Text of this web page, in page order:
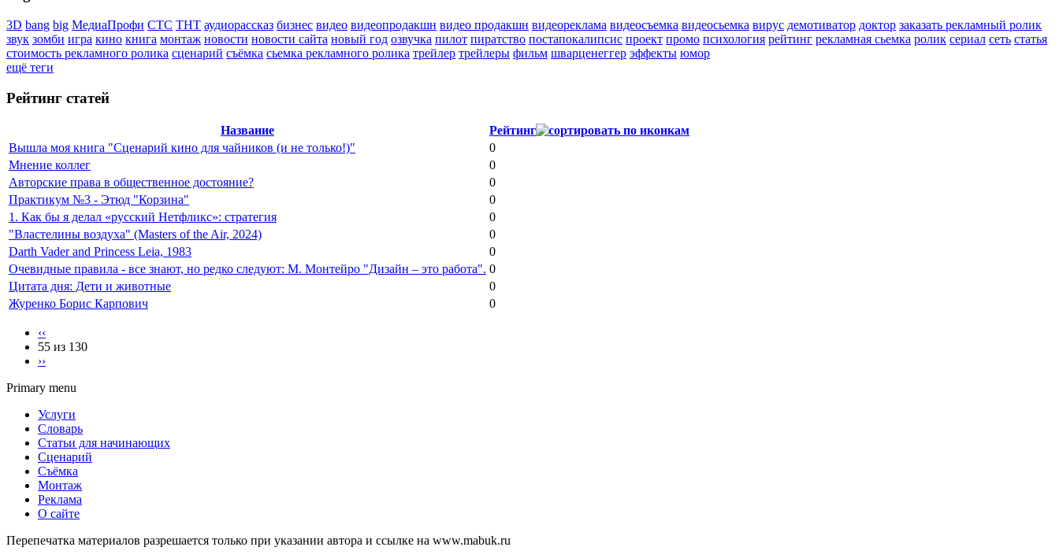
3D bang big МедиаПрофи СТС ТНТ аудиорассказ бизнес видео видеопродакшн видео продакшн видеореклама видеосъемка видеосьемка вирус демотиватор доктор заказать рекламный ролик
звук зомби игра кино книга монтаж новости новости сайта новый год озвучка пилот пиратство постапокалипсис проект промо психология рейтинг рекламная сьемка ролик сериал сеть статья
стоимость рекламного ролика сценарий съёмка сьемка рекламного ролика трейлер трейлеры фильм шварценеггер эффекты юмор
ещё теги
Рейтинг статей
Название
Рейтинг
Вышла моя книга "Сценарий кино для чайников (и не только!)"
0
Мнение коллег
0
Авторские права в общественное достояние?
0
Практикум №3 - Этюд "Корзина"
0
1. Как бы я делал «русский Нетфликс»: стратегия
0
"Властелины воздуха" (Masters of the Air, 2024)
0
Darth Vader and Princess Leia, 1983
0
Очевидные правила - все знают, но редко следуют: М. Монтейро "Дизайн – это работа". 0
Цитата дня: Дети и животные
0
Журенко Борис Карпович
0
‹‹
55 из 130
››
Primary menu
Услуги
Словарь
Статьи для начинающих
Сценарий
Съёмка
Монтаж
Реклама
О сайте
Перепечатка материалов разрешается только при указании автора и ссылке на www.mabuk.ru